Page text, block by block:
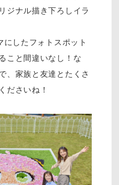
ジナル描き下ろしイラ
にしたフォトスポット
こと間違いなし！な
、家族と友達とたくさ
ださいね！